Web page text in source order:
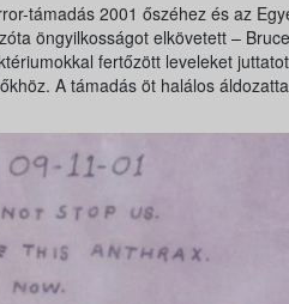
támadás 2001 őszéhez és az
öngyilkosságot elkövetett –
fertőzött leveleket
A támadás öt halálos